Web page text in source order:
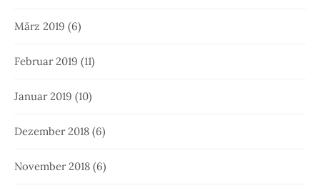
März 2019 (6)
Februar 2019 (11)
Januar 2019 (10)
Dezember 2018 (6)
November 2018 (6)